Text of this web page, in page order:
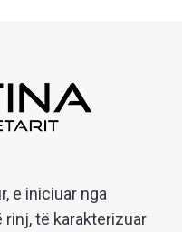
e iniciuar nga
të karakterizuar